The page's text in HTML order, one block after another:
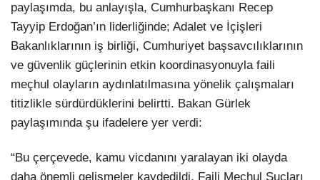
paylaşımda, bu anlayışla, Cumhurbaşkanı Recep
Tayyip Erdoğan’ın liderliğinde; Adalet ve İçişleri
Bakanlıklarının iş birliği, Cumhuriyet başsavcılıklarının
ve güvenlik güçlerinin etkin koordinasyonuyla faili
meçhul olayların aydınlatılmasına yönelik çalışmaları
titizlikle sürdürdüklerini belirtti. Bakan Gürlek
paylaşımında şu ifadelere yer verdi:
“Bu çerçevede, kamu vicdanını yaralayan iki olayda
daha önemli gelişmeler kaydedildi. Faili Meçhul Suçları